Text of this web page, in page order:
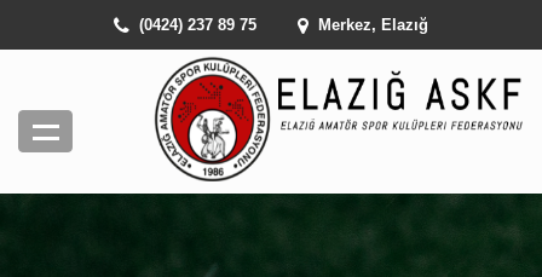
(0424) 237 89 75 Merkez, Elazığ